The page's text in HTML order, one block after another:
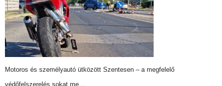
Motoros és személyautó ütközött Szentesen – a megfelelő
védőfelszerelés sokat me…